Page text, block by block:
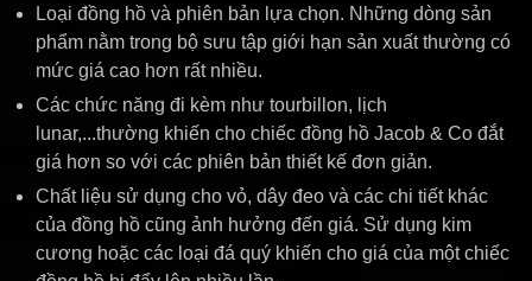
Loại đồng hồ và phiên bản lựa chọn. Những dòng sản
phẩm nằm trong bộ sưu tập giới hạn sản xuất thường có
mức giá cao hơn rất nhiều.
Các chức năng đi kèm như tourbillon, lịch
lunar,...thường khiến cho chiếc đồng hồ Jacob & Co đắt
giá hơn so với các phiên bản thiết kế đơn giản.
Chất liệu sử dụng cho vỏ, dây đeo và các chi tiết khác
của đồng hồ cũng ảnh hưởng đến giá. Sử dụng kim
cương hoặc các loại đá quý khiến cho giá của một chiếc